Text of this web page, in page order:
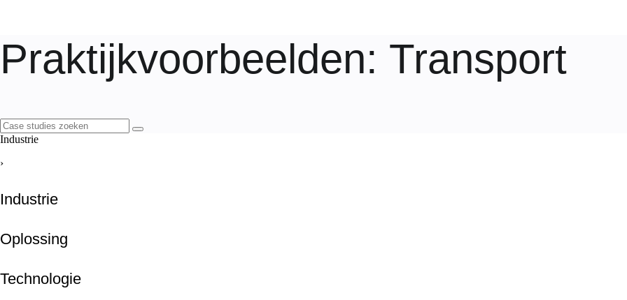
Praktijkvoorbeelden: Transport
Industrie
›
Industrie
Oplossing
Technologie